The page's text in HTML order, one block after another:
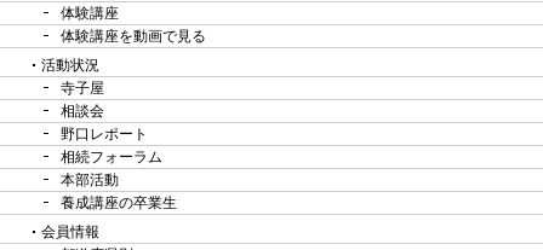
体験講座
体験講座を動画で見る
活動状況
寺子屋
相談会
野口レポート
相続フォーラム
本部活動
養成講座の卒業生
会員情報